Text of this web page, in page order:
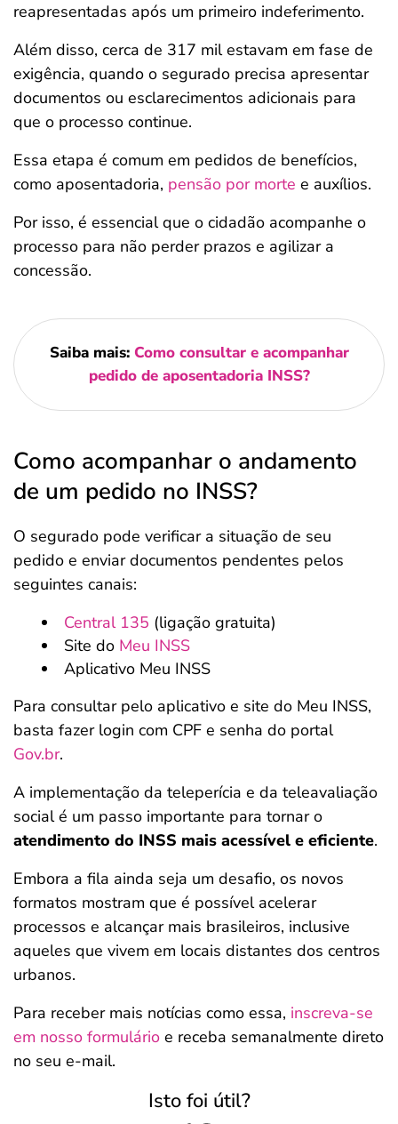
reapresentadas após um primeiro indeferimento.
Além disso, cerca de 317 mil estavam em fase de
exigência, quando o segurado precisa apresentar
documentos ou esclarecimentos adicionais para
que o processo continue.
Essa etapa é comum em pedidos de benefícios,
como aposentadoria, pensão por morte e auxílios.
Por isso, é essencial que o cidadão acompanhe o
processo para não perder prazos e agilizar a
concessão.
Saiba mais: Como consultar e acompanhar
pedido de aposentadoria INSS?
Como acompanhar o andamento
de um pedido no INSS?
O segurado pode verificar a situação de seu
pedido e enviar documentos pendentes pelos
seguintes canais:
Central 135 (ligação gratuita)
Site do Meu INSS
Aplicativo Meu INSS
Para consultar pelo aplicativo e site do Meu INSS,
basta fazer login com CPF e senha do portal
Gov.br.
A implementação da teleperícia e da teleavaliação
social é um passo importante para tornar o
atendimento do INSS mais acessível e eficiente.
Embora a fila ainda seja um desafio, os novos
formatos mostram que é possível acelerar
processos e alcançar mais brasileiros, inclusive
aqueles que vivem em locais distantes dos centros
urbanos.
Para receber mais notícias como essa, inscreva-se
em nosso formulário e receba semanalmente direto
no seu e-mail.
Isto foi útil?